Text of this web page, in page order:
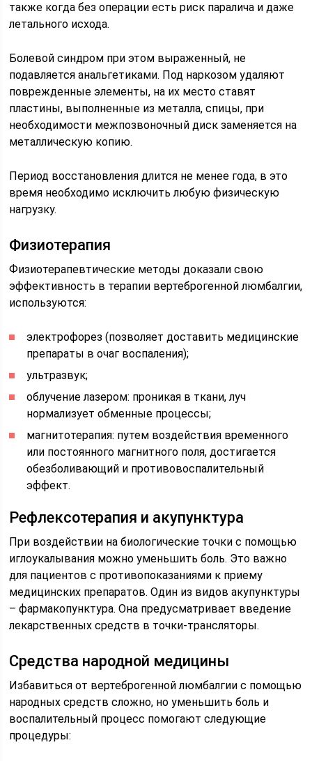
также когда без операции есть риск паралича и даже
летального исхода.
Болевой синдром при этом выраженный, не
подавляется анальгетиками. Под наркозом удаляют
поврежденные элементы, на их место ставят
пластины, выполненные из металла, спицы, при
необходимости межпозвоночный диск заменяется на
металлическую копию.
Период восстановления длится не менее года, в это
время необходимо исключить любую физическую
нагрузку.
Физиотерапия
Физиотерапевтические методы доказали свою
эффективность в терапии вертеброгенной люмбалгии,
используются:
электрофорез (позволяет доставить медицинские
препараты в очаг воспаления);
ультразвук;
облучение лазером: проникая в ткани, луч
нормализует обменные процессы;
магнитотерапия: путем воздействия временного
или постоянного магнитного поля, достигается
обезболивающий и противовоспалительный
эффект.
Рефлексотерапия и акупунктура
При воздействии на биологические точки с помощью
иглоукалывания можно уменьшить боль. Это важно
для пациентов с противопоказаниями к приему
медицинских препаратов. Один из видов акупунктуры
– фармакопунктура. Она предусматривает введение
лекарственных средств в точки-трансляторы.
Средства народной медицины
Избавиться от вертеброгенной люмбалгии с помощью
народных средств сложно, но уменьшить боль и
воспалительный процесс помогают следующие
процедуры: